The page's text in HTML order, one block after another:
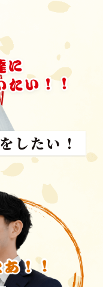
したい！